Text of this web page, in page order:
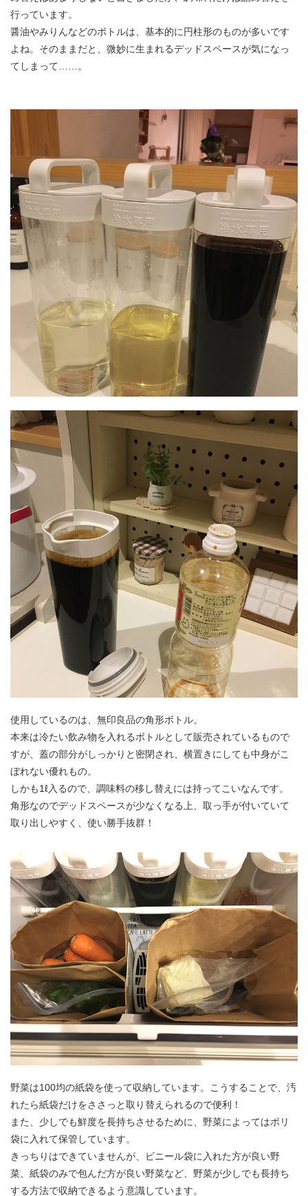
行っています。
醤油やみりんなどのボトルは、基本的に円柱形のものが多いです
よね。そのままだと、微妙に生まれるデッドスペースが気になっ
てしまって……。
使用しているのは、無印良品の角形ボトル。
本来は冷たい飲み物を入れるボトルとして販売されているもので
すが、蓋の部分がしっかりと密閉され、横置きにしても中身がこ
ぼれない優れもの。
しかも1ℓ入るので、調味料の移し替えには持ってこいなんです。
角形なのでデッドスペースが少なくなる上、取っ手が付いていて
取り出しやすく、使い勝手抜群！
野菜は100均の紙袋を使って収納しています。こうすることで、汚
れたら紙袋だけをささっと取り替えられるので便利！
また、少しでも鮮度を長持ちさせるために、野菜によってはポリ
袋に入れて保管しています。
きっちりはできていませんが、ビニール袋に入れた方が良い野
菜、紙袋のみで包んだ方が良い野菜など、野菜が少しでも長持ち
する方法で収納できるよう意識しています。